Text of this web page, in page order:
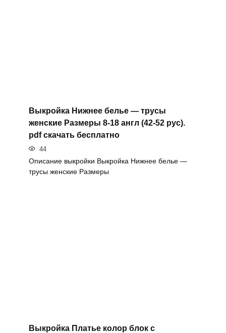
Выкройка Нижнее белье — трусы
женские Размеры 8-18 англ (42-52 рус).
pdf скачать бесплатно
44
Описание выкройки Выкройка Нижнее белье —
трусы женские Размеры
Выкройка Платье колор блок с